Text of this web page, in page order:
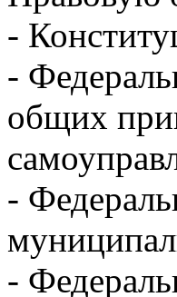
-
-
общих
-
-